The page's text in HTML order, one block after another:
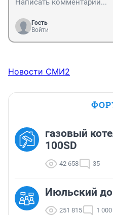
Гость
Войти
Новости СМИ2
газовый
100SD
42 658 35
Июльский
251 815 1 000